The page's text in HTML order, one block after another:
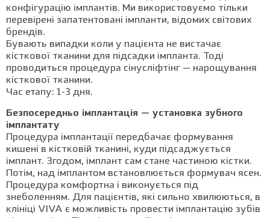
конфігурацію імплантів. Ми використовуємо тільки
перевірені запатентовані імпланти, відомих світових
брендів.
Бувають випадки коли у пацієнта не вистачає
кісткової тканини для підсадки імпланта. Тоді
проводиться процедура сінусліфтінг — нарощування
кісткової тканини.
Час етапу: 1-3 дня.
Безпосередньо імплантація — установка зубного
імплантату
Процедура імплантації передбачає формування
кишені в кістковій тканині, куди підсаджується
імплант. Згодом, імплант сам стане частиною кістки.
Потім, над імплантом встановлюється формувач ясен.
Процедура комфортна і виконується під
знеболенням. Для пацієнтів, які сильно хвилюються, в
клініці VIVA є можливість провести імплантацію зубів